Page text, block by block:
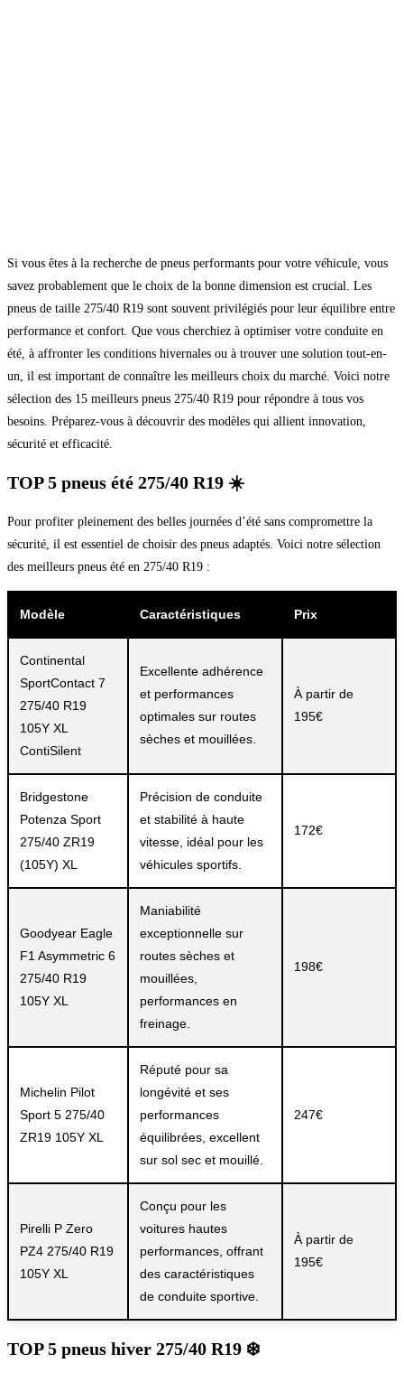
Si vous êtes à la recherche de pneus performants pour votre véhicule, vous
savez probablement que le choix de la bonne dimension est crucial. Les
pneus de taille 275/40 R19 sont souvent privilégiés pour leur équilibre entre
performance et confort. Que vous cherchiez à optimiser votre conduite en
été, à affronter les conditions hivernales ou à trouver une solution tout-en-
un, il est important de connaître les meilleurs choix du marché. Voici notre
sélection des 15 meilleurs pneus 275/40 R19 pour répondre à tous vos
besoins. Préparez-vous à découvrir des modèles qui allient innovation,
sécurité et efficacité.
TOP 5 pneus été 275/40 R19 ☀️
Pour profiter pleinement des belles journées d’été sans compromettre la
sécurité, il est essentiel de choisir des pneus adaptés. Voici notre sélection
des meilleurs pneus été en 275/40 R19 :
Modèle Caractéristiques Prix
Continental
SportContact 7
275/40 R19
105Y XL
ContiSilent
Excellente adhérence
et performances
optimales sur routes
sèches et mouillées.
À partir de
195€
Bridgestone
Potenza Sport
275/40 ZR19
(105Y) XL
Précision de conduite
et stabilité à haute
vitesse, idéal pour les
véhicules sportifs.
172€
Goodyear Eagle
F1 Asymmetric 6
275/40 R19
105Y XL
Maniabilité
exceptionnelle sur
routes sèches et
mouillées,
performances en
freinage.
198€
Michelin Pilot
Sport 5 275/40
ZR19 105Y XL
Réputé pour sa
longévité et ses
performances
équilibrées, excellent
sur sol sec et mouillé.
247€
Pirelli P Zero
PZ4 275/40 R19
105Y XL
Conçu pour les
voitures hautes
performances, offrant
des caractéristiques
de conduite sportive.
À partir de
195€
TOP 5 pneus hiver 275/40 R19 ❄️